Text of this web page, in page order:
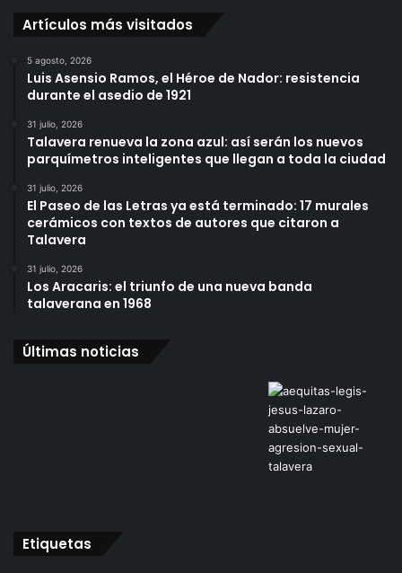
Artículos más visitados
5 agosto, 2026
Luis Asensio Ramos, el Héroe de Nador: resistencia
durante el asedio de 1921
31 julio, 2026
Talavera renueva la zona azul: así serán los nuevos
parquímetros inteligentes que llegan a toda la ciudad
31 julio, 2026
El Paseo de las Letras ya está terminado: 17 murales
cerámicos con textos de autores que citaron a
Talavera
31 julio, 2026
Los Aracaris: el triunfo de una nueva banda
talaverana en 1968
Últimas noticias
Etiquetas